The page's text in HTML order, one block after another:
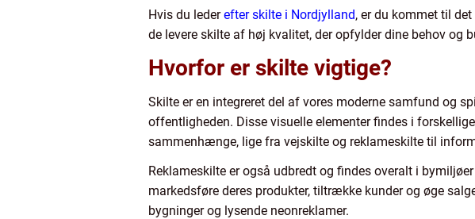
Hvis du lederefter skilte i Nordjylland, er du kommet til
de levere skilte af høj kvalitet, der opfylder dine behov og
Hvorfor er skilte vigtige?
Skilte er en integreret del af vores moderne samfund og
offentligheden. Disse visuelle elementer findes i
sammenhænge, lige fra vejskilte og reklameskilte til
Reklameskilte er også udbredt og findes overalt i
markedsføre deres produkter, tiltrække kunder og øge
bygninger og lysende neonreklamer.